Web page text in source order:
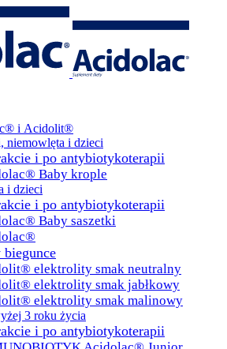
i Acidolit®
niemowlęta i dzieci
i po antybiotykoterapii
Baby krople
i dzieci
i po antybiotykoterapii
Baby saszetki
biegunce
elektrolity smak neutralny
elektrolity smak jabłkowy
elektrolity smak malinowy
3 roku życia
i po antybiotykoterapii